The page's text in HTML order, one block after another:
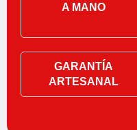
A MANO
GARANTÍA
ARTESANAL